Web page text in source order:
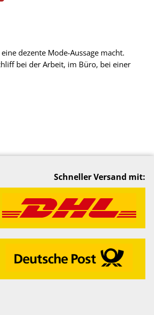
dezente Mode-Aussage macht.
bei der Arbeit, im Büro, bei einer
Schneller Versand mit: